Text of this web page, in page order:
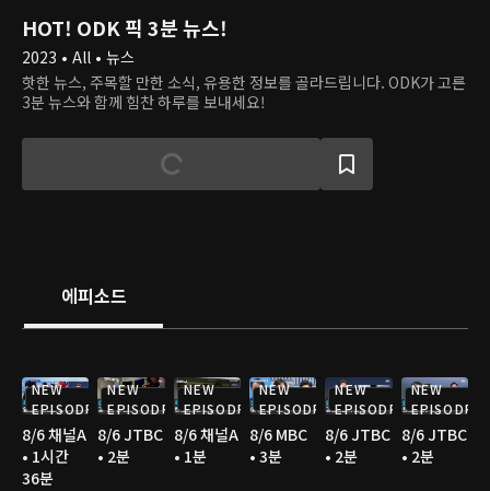
HOT! ODK 픽 3분 뉴스!
2023 • All • 뉴스
핫한 뉴스, 주목할 만한 소식, 유용한 정보를 골라드립니다. ODK가 고른
3분 뉴스와 함께 힘찬 하루를 보내세요!
에피소드
NEW
EPISODE
8/6 채널A
• 1시간
36분
NEW
EPISODE
8/6 JTBC
• 2분
NEW
EPISODE
8/6 채널A
• 1분
NEW
EPISODE
8/6 MBC
• 3분
NEW
EPISODE
8/6 JTBC
• 2분
NEW
EPISODE
8/6 JTBC
• 2분